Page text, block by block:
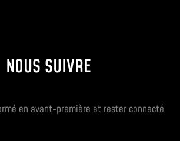
NOUS SUIVRE
en avant-première et rester connecté